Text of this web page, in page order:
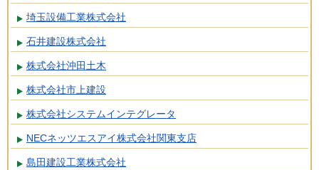
埼玉設備工業株式会社
石井建設株式会社
株式会社沖田土木
株式会社市上建設
株式会社システムインテグレータ
NECネッツエスアイ株式会社関東支店
島田建設工業株式会社